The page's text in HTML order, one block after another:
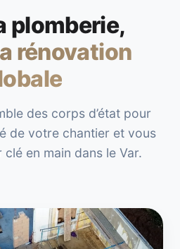
plomberie,
rénovation
des corps d’état pour
de votre chantier et vous
en main dans le Var.